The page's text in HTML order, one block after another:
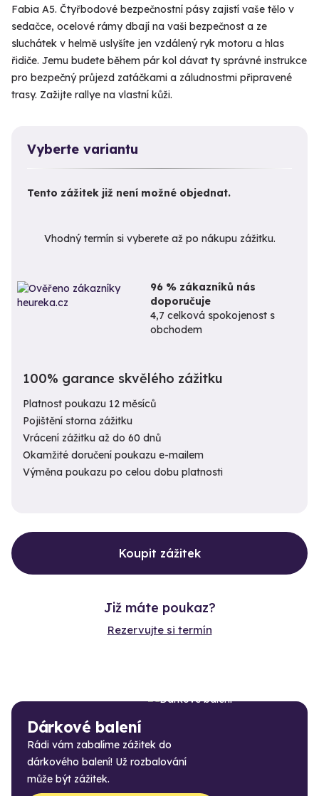
Fabia A5. Čtyřbodové bezpečnostní pásy zajistí vaše tělo v
sedačce, ocelové rámy dbají na vaši bezpečnost a ze
sluchátek v helmě uslyšíte jen vzdálený ryk motoru a hlas
řidiče. Jemu budete během pár kol dávat ty správné instrukce
pro bezpečný průjezd zatáčkami a záludnostmi připravené
trasy. Zažijte rallye na vlastní kůži.
Vyberte variantu
Tento zážitek již není možné objednat.
Vhodný termín si vyberete až po nákupu zážitku.
96 % zákazníků nás
doporučuje
4,7 celková spokojenost s
obchodem
100% garance skvělého zážitku
Platnost poukazu 12 měsíců
Pojištění storna zážitku
Vrácení zážitku až do 60 dnů
Okamžité doručení poukazu e-mailem
Výměna poukazu po celou dobu platnosti
Koupit zážitek
Již máte poukaz?
Rezervujte si termín
Dárkové balení
Rádi vám zabalíme zážitek do
dárkového balení! Už rozbalování
může být zážitek.